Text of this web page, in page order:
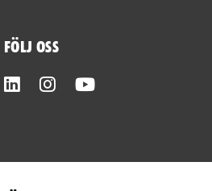
Följ oss
FacebookLinkedInInstagram